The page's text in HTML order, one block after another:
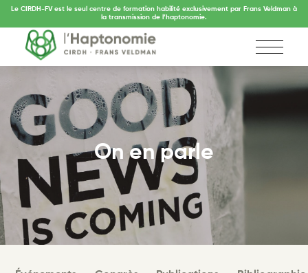
Le CIRDH-FV est le seul centre de formation habilité exclusivement par Frans Veldman à
la transmission de l’haptonomie.
On en parle